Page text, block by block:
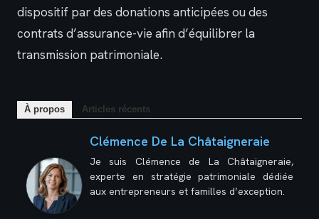
dispositif par des donations anticipées ou des
contrats d’assurance-vie afin d’équilibrer la
transmission patrimoniale.
À propos Articles récents
Clémence De La Châtaigneraie
Je suis Clémence de La Châtaigneraie,
experte en stratégie patrimoniale dédiée
aux entrepreneurs et familles d’exception.